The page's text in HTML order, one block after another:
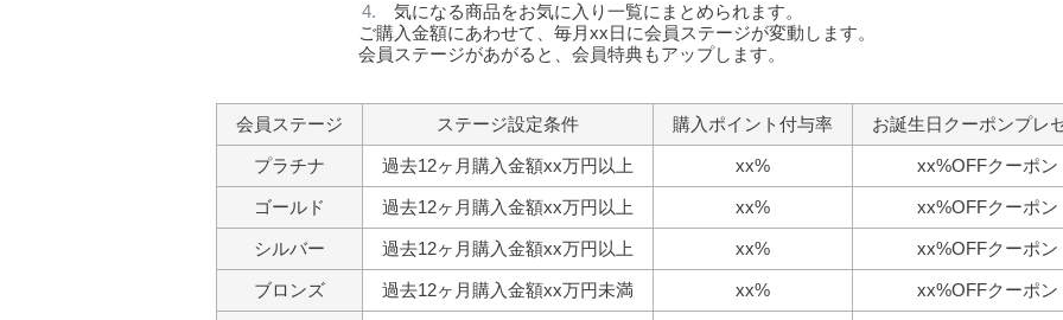
気になる商品をお気に入り一覧にまとめられます。
ご購入金額にあわせて、毎月xx日に会員ステージが変動します。
会員ステージがあがると、会員特典もアップします。
会員ステージ ステージ設定条件 購入ポイント付与率 お誕生日クーポンプレ
プラチナ 過去12ヶ月購入金額xx万円以上 xx% xx%OFFクーポン
ゴールド 過去12ヶ月購入金額xx万円以上 xx% xx%OFFクーポン
シルバー 過去12ヶ月購入金額xx万円以上 xx% xx%OFFクーポン
ブロンズ 過去12ヶ月購入金額xx万円未満 xx% xx%OFFクーポン